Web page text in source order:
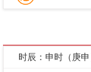
时辰：申时（庚申